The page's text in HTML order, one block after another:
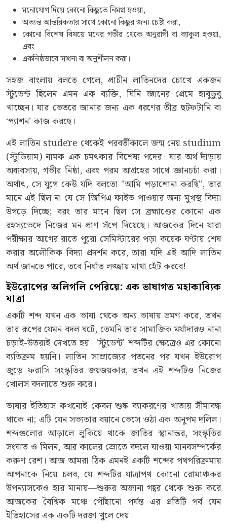
মনোযোগ দিয়ে কোনো কিছুতে নিমগ্ন হওয়া,
অত্যন্ত আন্তরিকতার সাথে কোনো কিছুর জন্য চেষ্টা করা,
কোনো বিশেষ বিষয়ে মনের গভীর থেকে অনুরাগী বা ব্যাকুল হওয়া,
এবং
একনিষ্ঠভাবে সাধনা বা অনুশীলন করা।
সহজ বাংলায় বলতে গেলে, প্রাচীন লাতিনদের চোখে একজন
স্টুডেন্ট ছিলেন এমন এক ব্যক্তি, যিনি জ্ঞানের প্রেমে হাবুডুবু
খাচ্ছেন। যার ভেতরে জানার জন্য এক ধরণের তীব্র ছটফটানি বা
‘প্যাশন’ কাজ করছে।
এই লাতিন studēre থেকেই পরবর্তীকালে জন্ম নেয় studium
(স্টুডিয়াম) নামক এক চমৎকার বিশেষ্য পদের। যার অর্থ দাঁড়ায়
অধ্যবসায়, গভীর নিষ্ঠা, এবং পরম আগ্রহের সাথে জ্ঞানচর্চা করা।
অর্থাৎ, সে যুগে কেউ যদি বলতো "আমি পড়াশোনা করছি", তার
মানে এই ছিল না যে সে জিপিএ ফাইভ পাওয়ার জন্য মুখস্থ বিদ্যা
উগড়ে দিচ্ছে; বরং তার মানে ছিল সে ব্রহ্মাণ্ডের কোনো এক
রহস্যভেদে নিজের মন-প্রাণ সঁপে দিয়েছে। আজকের দিনে যারা
পরীক্ষার আগের রাতে পুরো সেমিস্টারের পড়া কয়েক ঘণ্টায় শেষ
করার অলৌকিক বিদ্যা প্রদর্শন করে, তারা যদি এই আদি লাতিন
অর্থ জানতে পারে, তবে নির্ঘাত লজ্জায় মাথা হেঁট করবে!
ইউরোপের অলিগলি পেরিয়ে: একভাষাগত মহাকাব্যিক
যাত্রা
একটি শব্দ যখন এক ভাষা থেকে অন্য ভাষায় ভ্রমণ করে, তখন
তার রূপের যেমন বদল ঘটে, তেমনি তার সামাজিক মর্যাদারও নানা
চড়াই-উতরাই দেখতে হয়। 'স্টুডেন্ট' শব্দটির ক্ষেত্রেও এর কোনো
ব্যতিক্রম হয়নি। লাতিন সাম্রাজ্যের পতনের পর যখন ইউরোপ
জুড়ে ফরাসি সংস্কৃতির জয়জয়কার, তখন এই শব্দটিও নিজের
খোলস বদলাতে শুরু করে।
ভাষার ইতিহাস কখনোই কেবল শুষ্ক ব্যাকরণের খাতায় সীমাবদ্ধ
থাকে না; এটি যেন সভ্যতার বয়ানে ভেসে ওঠা এক অনুপম দলিল।
শব্দগুলোর আড়ালে লুকিয়ে থাকে জাতির স্থানান্তর, সংস্কৃতির
সংঘাত ও মিলন, আর কালের স্রোতে বদলে যাওয়া মানবসম্পর্কের
করুণ রেশ। আজ আমরা ঠিক এমনই একটি শব্দের পথপরিক্রমায়
আপনাকে নিয়ে চলব, যে শব্দটির যাত্রাপথ কোনো রোমাঞ্চকর
উপন্যাসকেও হার মানায়—শুরুর অজানা গহ্বর থেকে শুরু করে
আজকের বৈশ্বিক মঞ্চে পৌঁছানো পর্যন্ত এর প্রতিটি পর্ব যেন
ইতিহাসের এক একটি দরজা খুলে দেয়।